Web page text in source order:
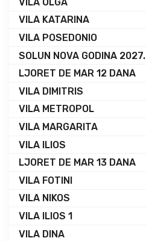
VILA KATARINA
VILA POSEDONIO
SOLUN NOVA GODINA 2027.
LJORET DE MAR 12 DANA
VILA DIMITRIS
VILA METROPOL
VILA MARGARITA
VILA ILIOS
LJORET DE MAR 13 DANA
VILA FOTINI
VILA NIKOS
VILA ILIOS 1
VILA DINA